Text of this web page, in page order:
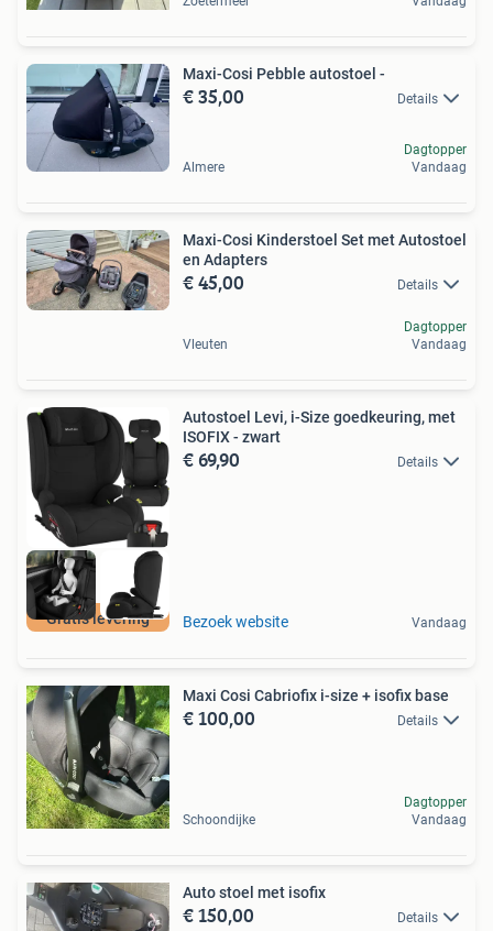
Maxi-Cosi Pebble autostoel -
€ 35,00 Details
Almere
Dagtopper
Vandaag
Maxi-Cosi Kinderstoel Set met Autostoel
en Adapters
€ 45,00 Details
Vleuten
Dagtopper
Vandaag
Gratis levering
Autostoel Levi, i-Size goedkeuring, met
ISOFIX - zwart
€ 69,90 Details
Bezoek website Vandaag
Maxi Cosi Cabriofix i-size + isofix base
€ 100,00 Details
Schoondijke
Dagtopper
Vandaag
Auto stoel met isofix
€ 150,00 Details